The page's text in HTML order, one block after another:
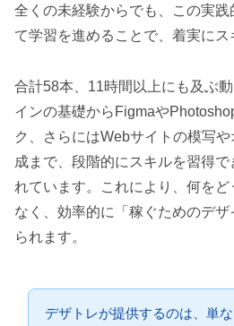
全くの未経験からでも、この実
て学習を進めることで、着実にス
合計58本、11時間以上にも及ぶ
インの基礎からFigmaや
ク、さらにはWebサイトの模写
成まで、段階的にスキルを習得
れています。これにより、何を
なく、効率的に「稼ぐためのデ
られます。
デザトレが提供するのは、単